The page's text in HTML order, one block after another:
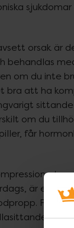
orsak är
behandlas
om du inte
bra att ha
om du
får
är ett
För att
eller